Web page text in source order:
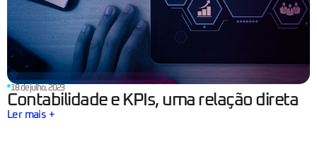
18 de julho, 2023
Contabilidade e KPIs, uma relação direta
Ler mais +